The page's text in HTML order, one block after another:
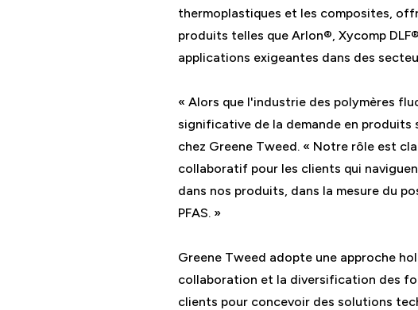
thermoplastiques et les composites,
produits telles que Arlon®, Xycomp
applications exigeantes dans des
« Alors que l'industrie des polymères
significative de la demande en produits
chez Greene Tweed. « Notre rôle est
collaboratif pour les clients qui
dans nos produits, dans la mesure du
PFAS. »
Greene Tweed adopte une approche
collaboration et la diversification des
clients pour concevoir des solutions